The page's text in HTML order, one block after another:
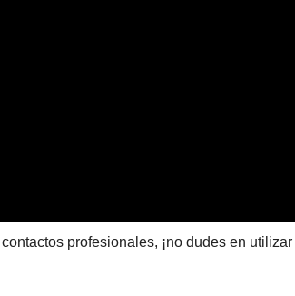
profesionales, ¡no dudes en utilizar